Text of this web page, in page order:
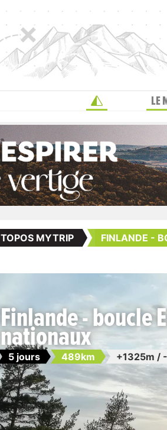
LE
TOPOS MYTRIP FINLANDE -
Finlande - boucle
nationaux
5 jours 489km +1325m /